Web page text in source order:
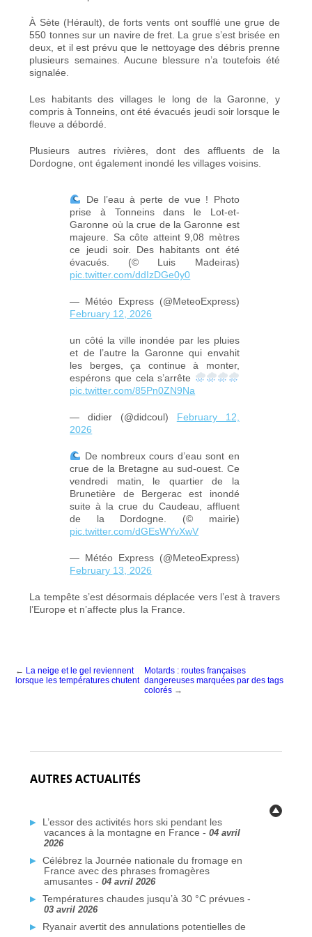
À Sète (Hérault), de forts vents ont soufflé une grue de
550 tonnes sur un navire de fret. La grue s’est brisée en
deux, et il est prévu que le nettoyage des débris prenne
plusieurs semaines. Aucune blessure n’a toutefois été
signalée.
Les habitants des villages le long de la Garonne, y
compris à Tonneins, ont été évacués jeudi soir lorsque le
fleuve a débordé.
Plusieurs autres rivières, dont des affluents de la
Dordogne, ont également inondé les villages voisins.
De l’eau à perte de vue ! Photo
prise à Tonneins dans le Lot-et-
Garonne où la crue de la Garonne est
majeure. Sa côte atteint 9,08 mètres
ce jeudi soir. Des habitants ont été
évacués. (© Luis Madeiras)
pic.twitter.com/ddIzDGe0y0
— Météo Express (@MeteoExpress)
February 12, 2026
un côté la ville inondée par les pluies
et de l’autre la Garonne qui envahit
les berges, ça continue à monter,
espérons que cela s’arrête
pic.twitter.com/85Pn0ZN9Na
— didier (@didcoul) February 12,
2026
De nombreux cours d’eau sont en
crue de la Bretagne au sud-ouest. Ce
vendredi matin, le quartier de la
Brunetière de Bergerac est inondé
suite à la crue du Caudeau, affluent
de la Dordogne. (© mairie)
pic.twitter.com/dGEsWYvXwV
— Météo Express (@MeteoExpress)
February 13, 2026
La tempête s’est désormais déplacée vers l’est à travers
l’Europe et n’affecte plus la France.
← La neige et le gel reviennent
lorsque les températures chutent
Motards : routes françaises
dangereuses marquées par des tags
colorés →
AUTRES ACTUALITÉS
L’essor des activités hors ski pendant les
vacances à la montagne en France - 04 avril
2026
Célébrez la Journée nationale du fromage en
France avec des phrases fromagères
amusantes - 04 avril 2026
Températures chaudes jusqu’à 30 °C prévues -
03 avril 2026
Ryanair avertit des annulations potentielles de